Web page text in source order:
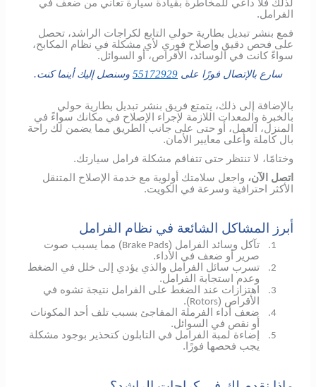
لذلك فلا داعي للمخاطرة بقيادة سيارة تعاني من ضعف في
الفرامل.
فمع بنشر تبديل بطارية حولي التابع لكراجات الراشد، تحصل
على فحص دقيق وإصلاح فوري لأي مشكلة في نظام المكابح،
سواءً كانت في الوسائد، الأقراص، أو السوائل.
سارع بالإتصال فورًا على 55172929 وسنصل إليك أينما كنت.
بالإضافة إلى ذلك، يتمتع فريق بنشر تبديل بطارية حولي
بالخبرة والمعدات اللازمة لإجراء الإصلاح في مكانك سواءً في
المنزل، العمل، أو حتى على جانب الطريق مما يضمن لك راحة
بال كاملة وأعلى معايير الأمان.
وختامًا، لا تنتظر حتى تتفاقم مشكلة فرامل سيارتك.
اتصل الآن، واجعل سلامتك أولوية مع خدمة الإصلاح المتنقل
الأكثر احترافية وسرعة في الكويت.
أبرز المشاكل الشائعة في نظام الفرامل
1. تآكل وسائد الفرامل (Brake Pads) مما يسبب صوت
صرير أو ضعف في الأداء.
2.
تسرب سائل الفرامل والذي يؤدي إلى خلل في الضغط
وعدم استجابة الفرامل.
3.
اهتزازات عند الضغط على الفرامل نتيجة تشوه في
الأقراص (Rotors
).
4.
ضعف أداء الفرملة المفاجئ بسبب تلف أحد المكونات
أو نقص في السوائل.
5.
إضاءة لمبة الفرامل في التابلون كتحذير بوجود مشكلة
يجب فحصها فورًا.